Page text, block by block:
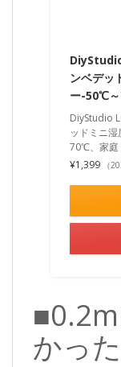
ンベデッ
ー-50℃
DiyStudio
ッドミニ
70℃、家庭
¥1,399
（
かった